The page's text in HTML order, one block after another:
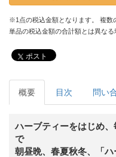
※1点の税込金額となります。 複数
単品の税込金額の合計額とは異な
ポスト
概要 目次 問い
ハーブティーをはじめ
で
朝昼晩、春夏秋冬、「